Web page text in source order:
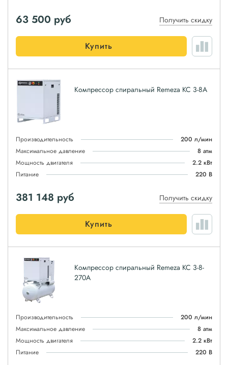
63 500 руб Получить скидку
Купить
Компрессор спиральный Remeza КС 3-8А
Производительность
200 л/мин
Максимальное давление
8 атм
Мощность двигателя
2.2 кВт
Питание
220 В
381 148 руб Получить скидку
Купить
Компрессор спиральный Remeza КС 3-8-
270А
Производительность
200 л/мин
Максимальное давление
8 атм
Мощность двигателя
2.2 кВт
Питание
220 В